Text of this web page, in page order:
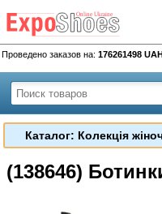
Проведено заказов на: 176261498
Каталог: Колекція
(138646)